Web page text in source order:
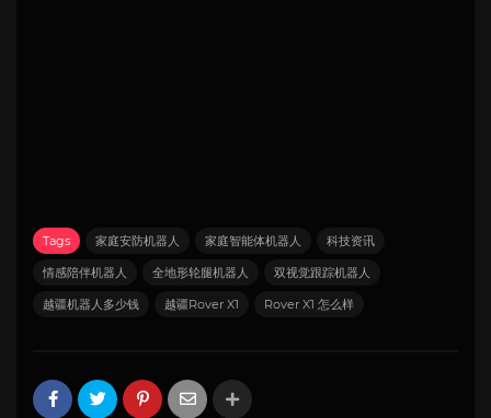
Tags 家庭安防机器人 家庭智能体机器人 科技资讯
情感陪伴机器人 全地形轮腿机器人 双视觉跟踪机器人
越疆机器人多少钱 越疆Rover X1 Rover X1 怎么样